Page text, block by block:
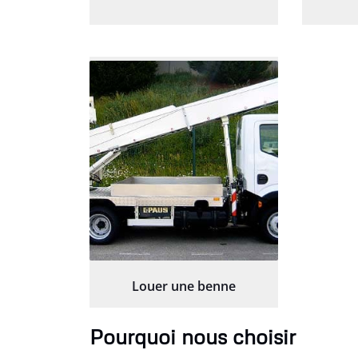
Louer une benne
Pourquoi nous choisir